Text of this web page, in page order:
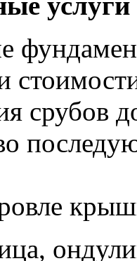
срубов